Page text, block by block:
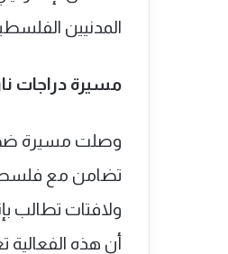
المدنيين
مسيرة دراجات
وصلت مسيرة ضخمة
تضامن مع
ولافتات تطالب
أن هذه